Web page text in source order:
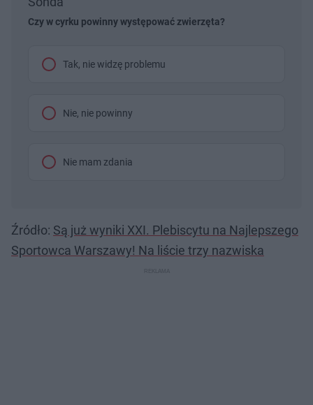
Czy w cyrku powinny występować zwierzęta?
Tak, nie widzę problemu
Nie, nie powinny
Nie mam zdania
Źródło: Są już wyniki XXI. Plebiscytu na Najlepszego
Sportowca Warszawy! Na liście trzy nazwiska